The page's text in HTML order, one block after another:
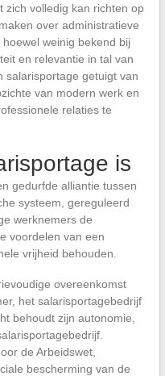
zich volledig kan richten op
over administratieve
weinig bekend bij
en relevantie in tal van
salarisportage getuigt van
van modern werk en
relaties te
is
gedurfde alliantie tussen
systeem, gereguleerd
werknemers de
voordelen van een
vrijheid behouden.
overeenkomst
het salarisportagebedrijf
behoudt zijn autonomie,
de Arbeidswet,
bescherming van de